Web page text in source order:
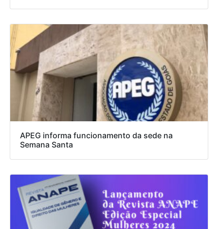
APEG informa funcionamento da sede na
Semana Santa